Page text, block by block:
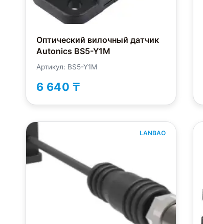
Оптический вилочный датчик
Autonics BS5-Y1M
Артикул: BS5-Y1M
6 640 ₸
LANBAO